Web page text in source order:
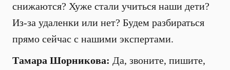
снижаются? Хуже стали учиться наши дети?
Из-за удаленки или нет? Будем разбираться
прямо сейчас с нашими экспертами.
Тамара Шорникова: Да, звоните, пишите,